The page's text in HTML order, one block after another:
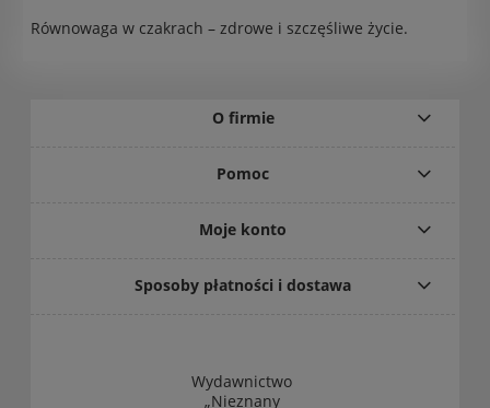
Równowaga w czakrach – zdrowe i szczęśliwe życie.
O firmie
Pomoc
Moje konto
Sposoby płatności i dostawa
Wydawnictwo
„Nieznany